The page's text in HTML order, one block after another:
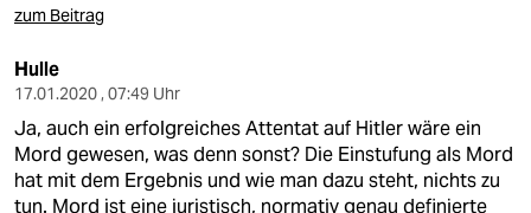
zum Beitrag
Hulle
17.01.2020 , 07:49 Uhr
Ja, auch ein erfolgreiches Attentat auf Hitler wäre ein
Mord gewesen, was denn sonst? Die Einstufung als Mord
hat mit dem Ergebnis und wie man dazu steht, nichts zu
tun. Mord ist eine juristisch, normativ genau definierte